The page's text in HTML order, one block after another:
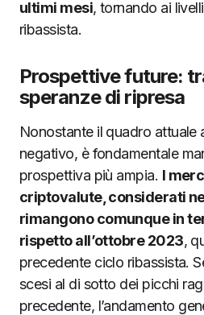
ultimi mesi, tornando ai
ribassista.
Prospettive future:
speranze di ripresa
Nonostante il quadro attuale
negativo, è fondamentale
prospettiva più ampia. I
criptovalute, considerati
rimangono comunque in
rispetto all’ottobre 2023,
precedente ciclo ribassista.
scesi al di sotto dei picchi
precedente, l’andamento